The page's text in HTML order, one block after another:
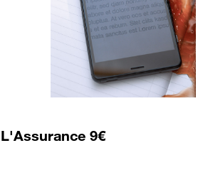
L'Assurance 9€